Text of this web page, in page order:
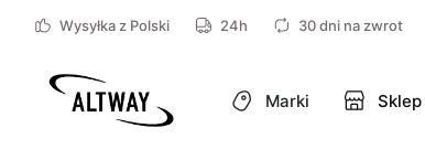
Wysyłka z Polski 24h 30 dni na zwrot
Marki Sklep